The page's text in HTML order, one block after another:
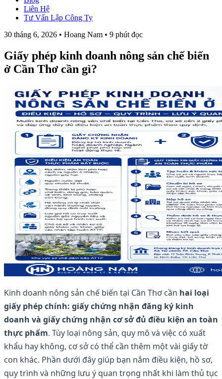
Thành Lập Công Ty
Làm Giấy Phép Kinh Doanh
Giải Thể Công Ty
Hóa Đơn Điện Tử
Chữ Ký Số
Thành Lập CT Vốn Nước Ngoài
Liên Hệ
Tư Vấn Lập Công Ty
30 tháng 6, 2026 • Hoang Nam • 9 phút đọc
Giấy phép kinh doanh nông sản chế biến
ở Cần Thơ cần gì?
Kinh doanh nông sản chế biến tại Cần Thơ cần hai loại
giấy phép chính: giấy chứng nhận đăng ký kinh
doanh và giấy chứng nhận cơ sở đủ điều kiện an toàn
thực phẩm. Tùy loại nông sản, quy mô và việc có xuất
khẩu hay không, cơ sở có thể cần thêm một vài giấy tờ
con khác. Phần dưới đây giúp bạn nắm điều kiện, hồ sơ,
quy trình và những lưu ý quan trọng nhất khi làm thủ tục